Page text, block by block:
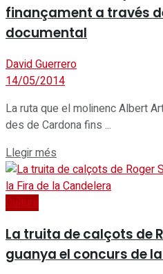
finançament a través
documental
David Guerrero
14/05/2014
La ruta que el molinenc Albert
des de Cardona fins ...
Llegir més
Cultura
La truita de calçots de
guanya el concurs de